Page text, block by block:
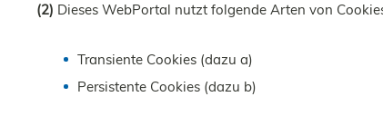
(2) Dieses WebPortal nutzt folgende Arten von
Transiente Cookies (dazu a)
Persistente Cookies (dazu b)